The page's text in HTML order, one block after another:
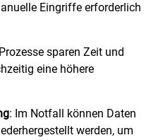
Eingriffe erforderlich
sparen Zeit und
eine höhere
: Im Notfall können Daten
werden, um